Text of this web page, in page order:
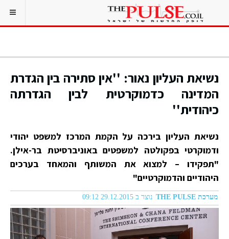
נשיאת העליון נאור: ''אין סתירה בין הגדרת
המדינה כדמוקרטית לבין הגדרתה
כיהודית''
נשיאת העליון בירכה על הקמת המרכז למשפט יהודי
ודמוקרטי בפקולטה למשפטים באוניברסיטת בר-אילן.
"תפקידו – למצוא את המשותף והמאחד בערכים
היהודיים והדמוקרטיים"
מערכת THE PULSE נוצר ב 29.12.2015 09:12